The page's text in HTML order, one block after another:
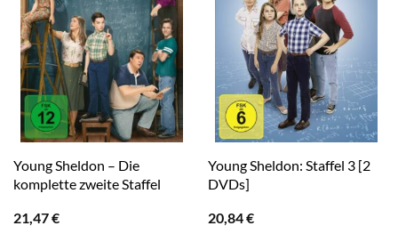
Young Sheldon – Die
komplette zweite Staffel
21,47€
Young Sheldon: Staffel 3 [2
DVDs]
20,84€